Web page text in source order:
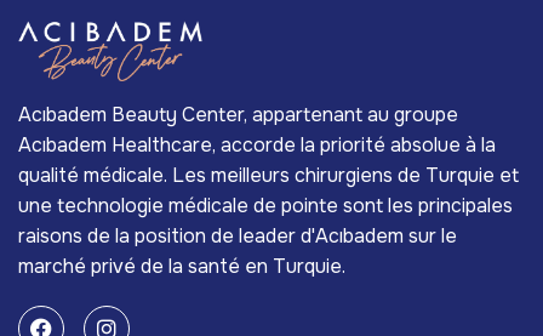
Acıbadem Beauty Center, appartenant au groupe
Acıbadem Healthcare, accorde la priorité absolue à la
qualité médicale. Les meilleurs chirurgiens de Turquie et
une technologie médicale de pointe sont les principales
raisons de la position de leader d'Acıbadem sur le
marché privé de la santé en Turquie.